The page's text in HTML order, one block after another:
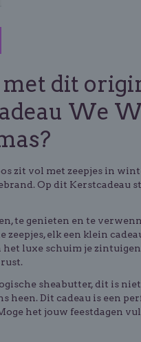
dit
We
zit vol met zeepjes in
Op dit Kerstcadeau
te genieten en te
zeepjes, elk een klein
het luxe schuim je
sheabutter, dit is
heen. Dit cadeau is een
het jouw feestdagen